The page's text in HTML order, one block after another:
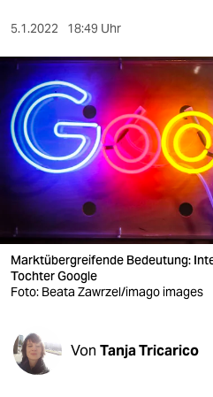
kultur
sport
berlin
nord
wahrheit
verlag
verlag
veranstaltungen
fragen & hilfe
5.1.2022 18:49 Uhr
Marktüber­grei­fende Be­deutung:
Tochter Google
Foto: Beata Zawrzel/imago images
Von Tanja Tricarico